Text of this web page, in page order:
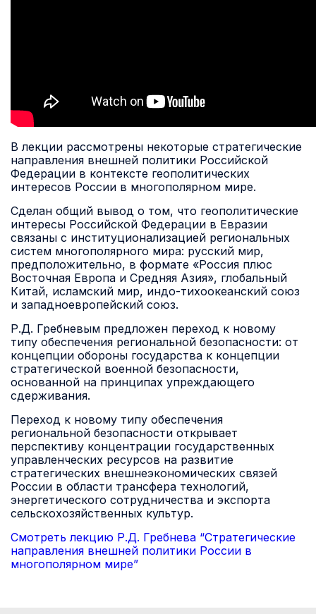
В лекции рассмотрены некоторые стратегические
направления внешней политики Российской
Федерации в контексте геополитических
интересов России в многополярном мире.
Сделан общий вывод о том, что геополитические
интересы Российской Федерации в Евразии
связаны с институционализацией региональных
систем многополярного мира: русский мир,
предположительно, в формате «Россия плюс
Восточная Европа и Средняя Азия», глобальный
Китай, исламский мир, индо-тихоокеанский союз
и западноевропейский союз.
Р.Д. Гребневым предложен переход к новому
типу обеспечения региональной безопасности: от
концепции обороны государства к концепции
стратегической военной безопасности,
основанной на принципах упреждающего
сдерживания.
Переход к новому типу обеспечения
региональной безопасности открывает
перспективу концентрации государственных
управленческих ресурсов на развитие
стратегических внешнеэкономических связей
России в области трансфера технологий,
энергетического сотрудничества и экспорта
сельскохозяйственных культур.
Смотреть лекцию Р.Д. Гребнева “Стратегические
направления внешней политики России в
многополярном мире”